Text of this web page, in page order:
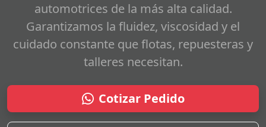
automotrices de la más alta calidad.
Garantizamos la fluidez, viscosidad y el
cuidado constante que flotas, repuesteras y
talleres necesitan.
Cotizar Pedido